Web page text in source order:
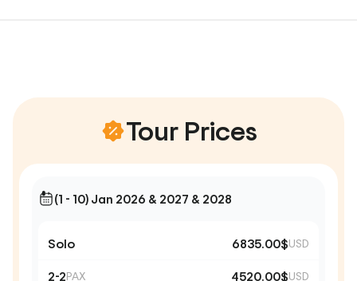
Tour Prices
(1 - 10) Jan 2026 & 2027 & 2028
Solo 6835.00$USD
2-2PAX 4520.00$USD